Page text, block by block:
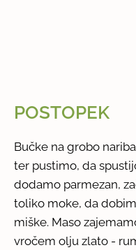
POSTOPEK
Bučke na grobo
ter pustimo, da
dodamo parmezan,
toliko moke, da
miške. Maso
vročem olju zlato -